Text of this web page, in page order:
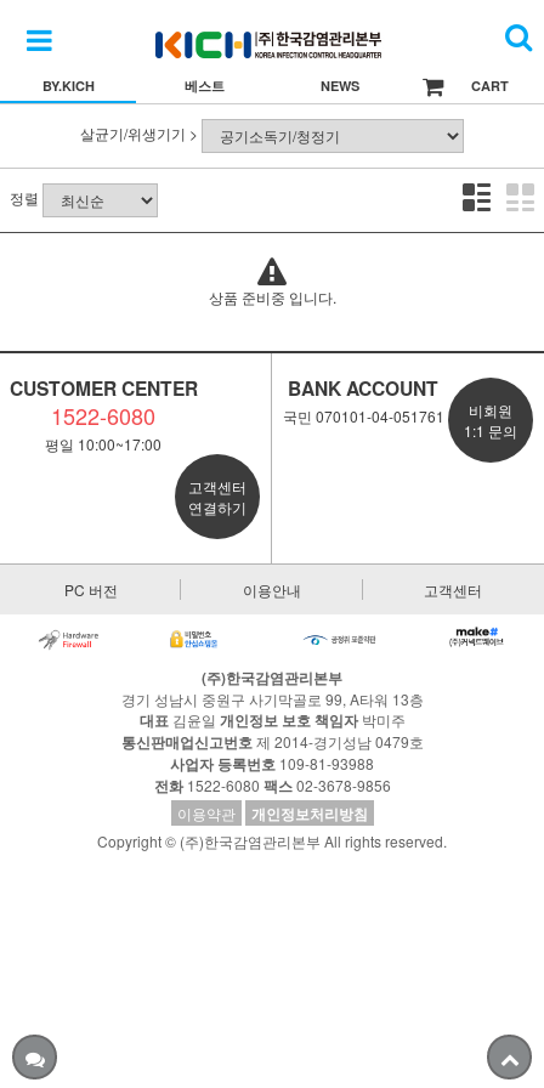
BY.KICH 베스트 NEWS CART
살균기/위생기기 >
정렬
상품 준비중 입니다.
CUSTOMER CENTER
1522-6080
평일 10:00~17:00
고객센터
연결하기
BANK ACCOUNT
국민 070101-04-051761
비회원
1:1 문의
PC 버전 이용안내 고객센터
(주)한국감염관리본부
경기 성남시 중원구 사기막골로 99, A타워 13층
대표 김윤일 개인정보 보호 책임자박미주
통신판매업신고번호 제 2014-경기성남 0479호
사업자 등록번호 109-81-93988
전화1522-6080 팩스02-3678-9856
이용약관
개인정보처리방침
Copyright © (주)한국감염관리본부 All rights reserved.